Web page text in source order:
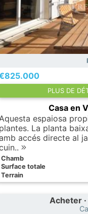
PLUS DE
Casa en
espaiosa
La planta
accés directe al
Chamb
Surface totale
Terrain
Acheter